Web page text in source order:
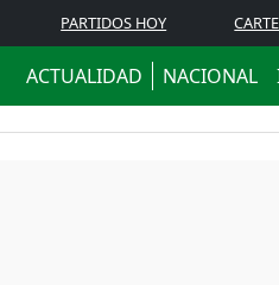
PARTIDOS HOY
ACTUALIDAD NACIONAL